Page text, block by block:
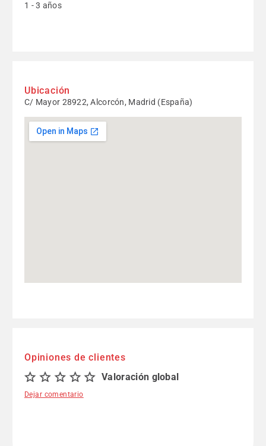
1 - 3 años
Ubicación
C/ Mayor 28922, Alcorcón, Madrid (España)
Opiniones de clientes
Valoración global
Dejar comentario